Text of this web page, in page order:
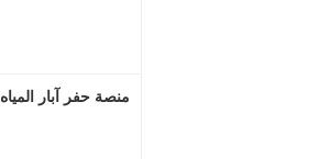
منصة حفر آبار المياه FY130